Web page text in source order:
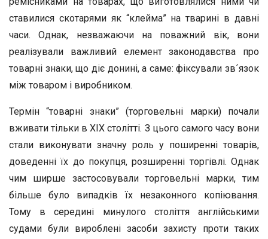
ставилися скотарями як “клейма” на тварині в давні
часи. Однак, незважаючи на поважний вік, вони
реалізували важливий елемент законодавства про
товарні знаки, що діє донині, а саме: фіксували зв´язок
між товаром і виробником.
Термін “товарні знаки” (торговельні марки) почали
вживати тільки в XIX столітті. З цього самого часу вони
стали виконувати значну роль у поширенні товарів,
доведенні їх до покупця, розширенні торгівлі. Однак
чим ширше застосовували торговельні марки, тим
більше було випадків їх незаконного копіювання.
Тому в середині минулого століття англійськими
судами були вироблені засоби захисту проти таких